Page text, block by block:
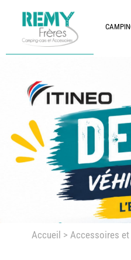
Accueil > Accessoires